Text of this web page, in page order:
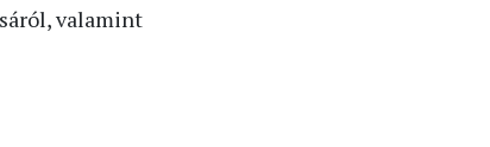
valamint